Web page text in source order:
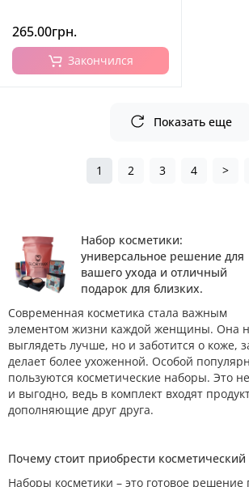
265.00грн.
Закончился
Показать еще
1 2 3 4 >
Набор косметики:
универсальное решение для
вашего ухода и отличный
подарок для близких.
Современная косметика стала важным
элементом жизни каждой женщины. Она
выглядеть лучше, но и заботится о коже,
делает более ухоженной. Особой
пользуются косметические наборы. Это
и выгодно, ведь в комплект входят
дополняющие друг друга.
Почему стоит приобрести косметический
Наборы косметики – это готовое решение